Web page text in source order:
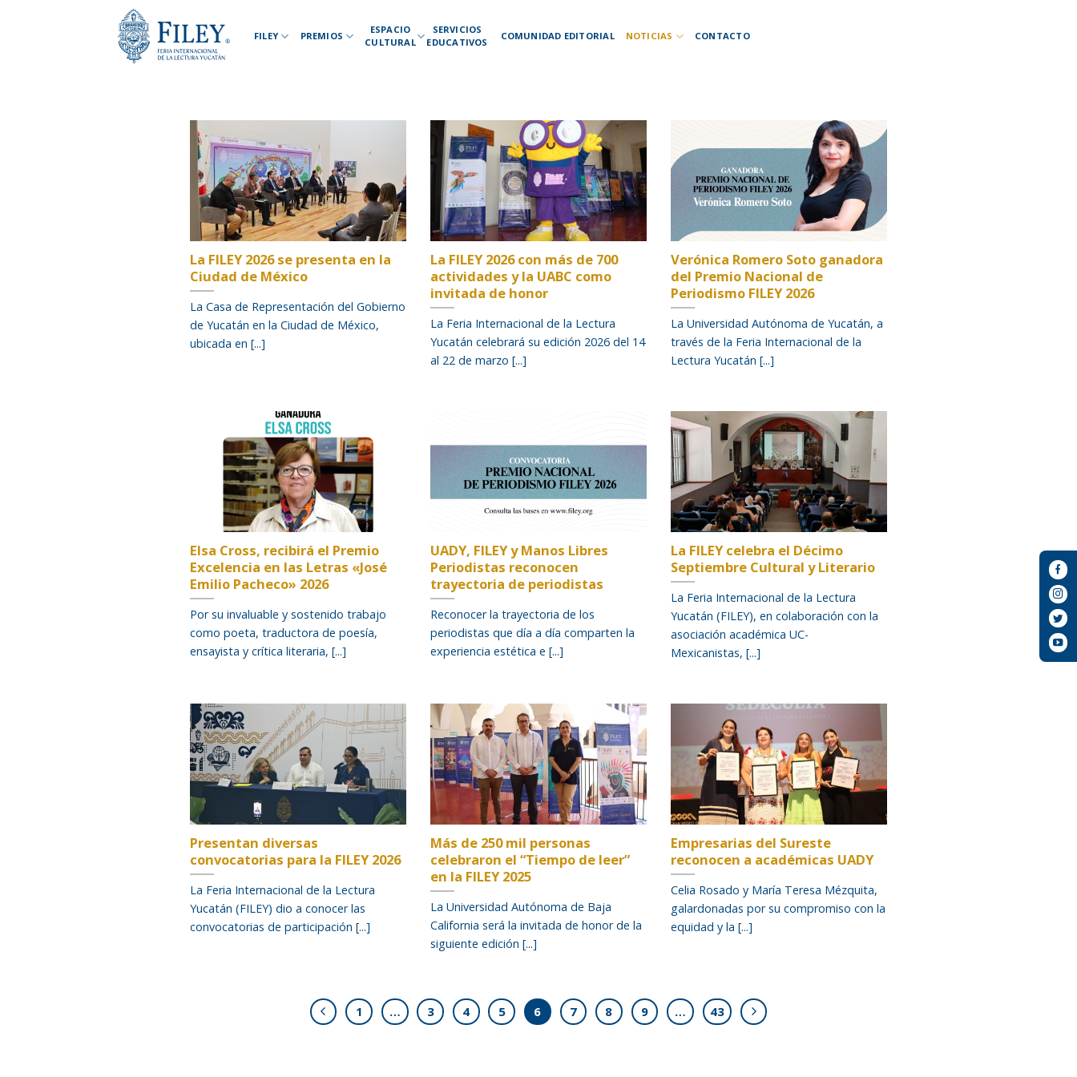
FILEY PREMIOS
ESPACIO
CULTURAL
SERVICIOS
EDUCATIVOS
COMUNIDAD EDITORIAL NOTICIAS CONTACTO
La FILEY 2026 se presenta en la
Ciudad de México
La Casa de Representación del Gobierno
de Yucatán en la Ciudad de México,
ubicada en [...]
La FILEY 2026 con más de 700
actividades y la UABC como
invitada de honor
La Feria Internacional de la Lectura
Yucatán celebrará su edición 2026 del 14
al 22 de marzo [...]
Verónica Romero Soto ganadora
del Premio Nacional de
Periodismo FILEY 2026
La Universidad Autónoma de Yucatán, a
través de la Feria Internacional de la
Lectura Yucatán [...]
Elsa Cross, recibirá el Premio
Excelencia en las Letras «José
Emilio Pacheco» 2026
Por su invaluable y sostenido trabajo
como poeta, traductora de poesía,
ensayista y crítica literaria, [...]
UADY, FILEY y Manos Libres
Periodistas reconocen
trayectoria de periodistas
Reconocer la trayectoria de los
periodistas que día a día comparten la
experiencia estética e [...]
La FILEY celebra el Décimo
Septiembre Cultural y Literario
La Feria Internacional de la Lectura
Yucatán (FILEY), en colaboración con la
asociación académica UC-
Mexicanistas, [...]
Presentan diversas
convocatorias para la FILEY 2026
La Feria Internacional de la Lectura
Yucatán (FILEY) dio a conocer las
convocatorias de participación [...]
Más de 250 mil personas
celebraron el “Tiempo de leer”
en la FILEY 2025
La Universidad Autónoma de Baja
California será la invitada de honor de la
siguiente edición [...]
Empresarias del Sureste
reconocen a académicas UADY
Celia Rosado y María Teresa Mézquita,
galardonadas por su compromiso con la
equidad y la [...]
1 … 3 4 5 6 7 8 9 … 43